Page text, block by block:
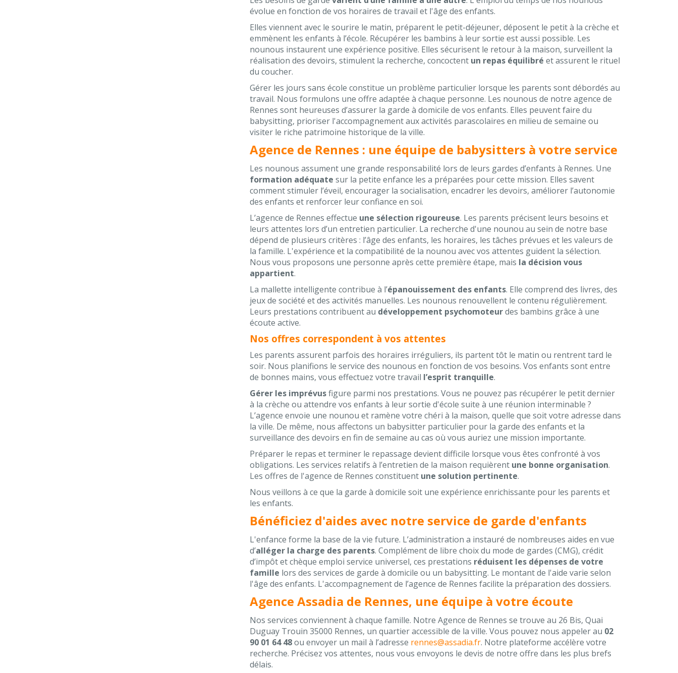
évolue en fonction de vos horaires de travail et l'âge des enfants.
Elles viennent avec le sourire le matin, préparent le petit-déjeuner, déposent le petit à la crèche et
emmènent les enfants à l’école. Récupérer les bambins à leur sortie est aussi possible. Les
nounous instaurent une expérience positive. Elles sécurisent le retour à la maison, surveillent la
réalisation des devoirs, stimulent la recherche, concoctent un repas équilibré et assurent le rituel
du coucher.
Gérer les jours sans école constitue un problème particulier lorsque les parents sont débordés au
travail. Nous formulons une offre adaptée à chaque personne. Les nounous de notre agence de
Rennes sont heureuses d’assurer la garde à domicile de vos enfants. Elles peuvent faire du
babysitting, prioriser l'accompagnement aux activités parascolaires en milieu de semaine ou
visiter le riche patrimoine historique de la ville.
Agence de Rennes : une équipe de babysitters à votre service
Les nounous assument une grande responsabilité lors de leurs gardes d’enfants à Rennes. Une
formation adéquate sur la petite enfance les a préparées pour cette mission. Elles savent
comment stimuler l’éveil, encourager la socialisation, encadrer les devoirs, améliorer l’autonomie
des enfants et renforcer leur confiance en soi.
L’agence de Rennes effectue une sélection rigoureuse. Les parents précisent leurs besoins et
leurs attentes lors d’un entretien particulier. La recherche d'une nounou au sein de notre base
dépend de plusieurs critères : l’âge des enfants, les horaires, les tâches prévues et les valeurs de
la famille. L'expérience et la compatibilité de la nounou avec vos attentes guident la sélection.
Nous vous proposons une personne après cette première étape, mais la décision vous
appartient.
La mallette intelligente contribue à l’épanouissement des enfants. Elle comprend des livres, des
jeux de société et des activités manuelles. Les nounous renouvellent le contenu régulièrement.
Leurs prestations contribuent au développement psychomoteurdes bambins grâce à une
écoute active.
Nos offres correspondent à vos attentes
Les parents assurent parfois des horaires irréguliers, ils partent tôt le matin ou rentrent tard le
soir. Nous planifions le service des nounous en fonction de vos besoins. Vos enfants sont entre
de bonnes mains, vous effectuez votre travail l’esprit tranquille.
Gérer les imprévusfigure parmi nos prestations. Vous ne pouvez pas récupérer le petit dernier
à la crèche ou attendre vos enfants à leur sortie d'école suite à une réunion interminable ?
L’agence envoie une nounou et ramène votre chéri à la maison, quelle que soit votre adresse dans
la ville. De même, nous affectons un babysitter particulier pour la garde des enfants et la
surveillance des devoirs en fin de semaine au cas où vous auriez une mission importante.
Préparer le repas et terminer le repassage devient difficile lorsque vous êtes confronté à vos
obligations. Les services relatifs à l’entretien de la maison requièrent une bonne organisation.
Les offres de l'agence de Rennes constituent une solution pertinente.
Nous veillons à ce que la garde à domicile soit une expérience enrichissante pour les parents et
les enfants.
Bénéficiez d'aides avec notre service de garde d'enfants
L'enfance forme la base de la vie future. L’administration a instauré de nombreuses aides en vue
d’alléger la charge des parents. Complément de libre choix du mode de gardes (CMG), crédit
d’impôt et chèque emploi service universel, ces prestations réduisent les dépenses de votre
famille lors des services de garde à domicile ou un babysitting. Le montant de l'aide varie selon
l'âge des enfants. L'accompagnement de l’agence de Rennes facilite la préparation des dossiers.
Agence Assadia de Rennes, une équipe à votre écoute
Nos services conviennent à chaque famille. Notre Agence de Rennes se trouve au 26 Bis, Quai
Duguay Trouin 35000 Rennes, un quartier accessible de la ville. Vous pouvez nous appeler au 02
90 01 64 48ou envoyer un mail à l’adresse rennes@assadia.fr. Notre plateforme accélère votre
recherche. Précisez vos attentes, nous vous envoyons le devis de notre offre dans les plus brefs
délais.